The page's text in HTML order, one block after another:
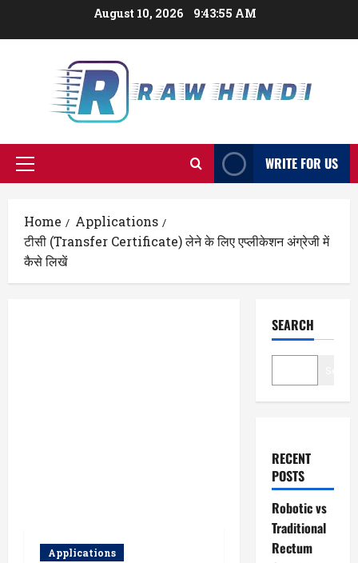
August 10, 2026 9:43:57 AM
Primary
WRITE FOR US
Home
Applications
टीसी (Transfer Certificate) लेने के लिए एप्लीकेशन अंग्रेजी में
कैसे लिखें
Applications
SEARCH
RECENT
POSTS
Robotic vs
Traditional
Rectum